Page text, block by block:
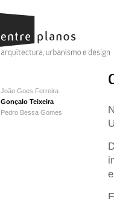
João Goes Ferreira
Gonçalo Teixeira
Pedro Bessa Gomes